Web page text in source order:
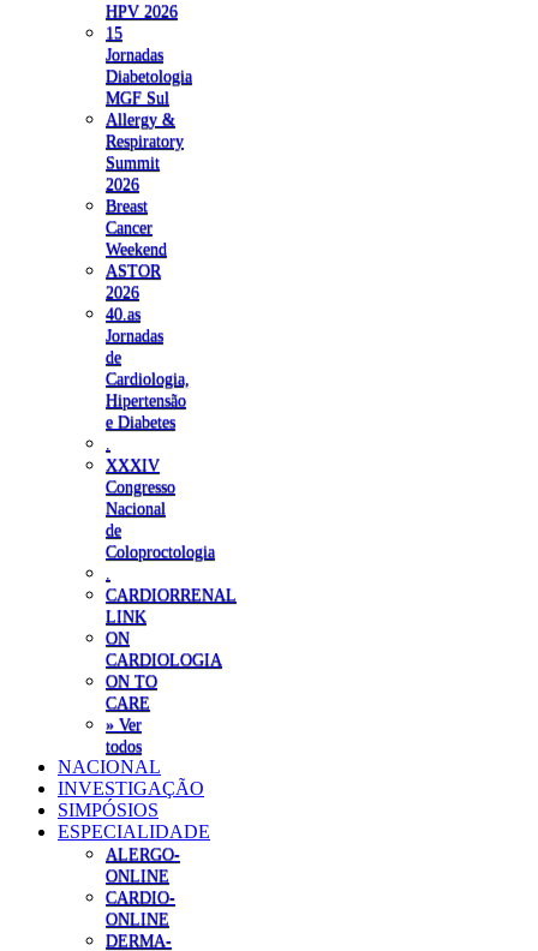
HPV 2026
15
Jornadas
Diabetologia
MGF Sul
Allergy &
Respiratory
Summit
2026
Breast
Cancer
Weekend
ASTOR
2026
40.as
Jornadas
de
Cardiologia,
Hipertensão
e Diabetes
XXXIV
Congresso
Nacional
de
Coloproctologia
CARDIORRENAL
LINK
ON
CARDIOLOGIA
ON TO
CARE
» Ver
todos
NACIONAL
INVESTIGAÇÃO
SIMPÓSIOS
ESPECIALIDADE
ALERGO-
ONLINE
CARDIO-
ONLINE
DERMA-